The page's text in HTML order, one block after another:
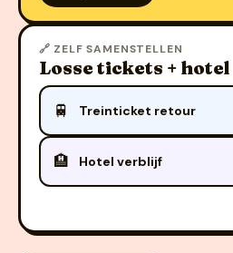
🔗 ZELF SAMENSTELLEN
Losse tickets + hotel
🚆 Treinticket retour
🏨 Hotel verblijf